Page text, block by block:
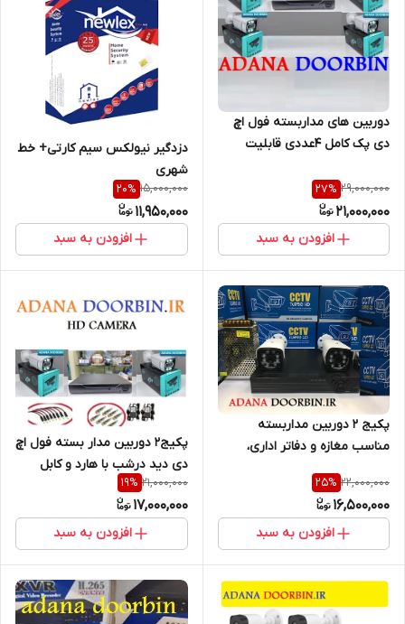
دوربین های مداربسته فول اچ
دی پک کامل 4عددی قابلیت
رایگان
29,000,000
27%
21,000,000
افزودن به سبد
دزدگیر نیولکس سیم کارتی+ خط
شهری
15,000,000
20%
11,950,000
افزودن به سبد
پکیج 2 دوربین مداربسته
مناسب مغازه و دفاتر اداری،
22,000,000
25%
16,500,000
افزودن به سبد
پکیج2 دوربین مدار بسته فول اچ
دی دید درشب با هارد و کابل
ترکیبی
21,000,000
19%
17,000,000
افزودن به سبد